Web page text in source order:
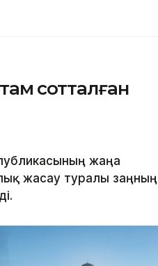
сотталған
жаңа
жасау туралы заңның